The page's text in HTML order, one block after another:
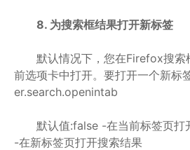
8. 为搜索框结果打开新标签
默认情况下，您在Firefox搜索
前选项卡中打开。要打开一个新标
er.search.openintab
默认值:false -在当前标签页打
-在新标签页打开搜索结果